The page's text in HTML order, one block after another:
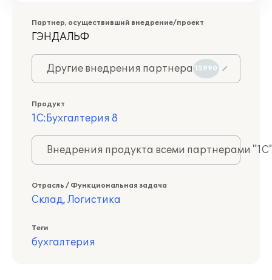
Партнер, осуществивший внедрение/проект
ГЭНДАЛЬФ
Другие внедрения партнера 15990
Продукт
1С:Бухгалтерия 8
Внедрения продукта всеми партнерами
Отрасль / Функциональная задача
Склад, Логистика
Теги
бухгалтерия